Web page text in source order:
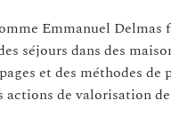
Emmanuel
séjours dans des
et des méthodes
de valorisation